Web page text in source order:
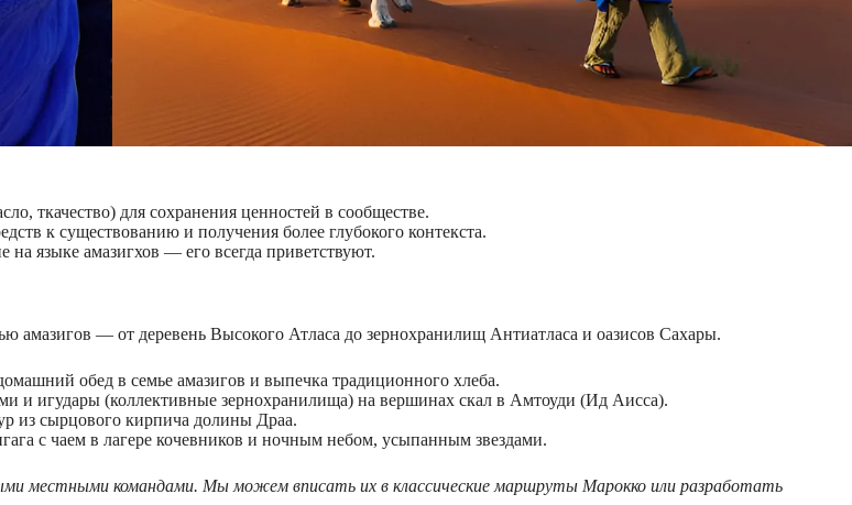
ткачество) для сохранения ценностей в сообществе.
к существованию и получения более глубокого контекста.
на языке амазигхов — его всегда приветствуют.
амазигов — от деревень Высокого Атласа до зернохранилищ Антиатласа и оазисов Сахары.
обед в семье амазигов и выпечка традиционного хлеба.
и игудары (коллективные зернохранилища) на вершинах скал в Амтоуди (Ид Аисса).
из сырцового кирпича долины Драа.
с чаем в лагере кочевников и ночным небом, усыпанным звездами.
местными командами. Мы можем вписать их в классические маршруты Марокко или разработать